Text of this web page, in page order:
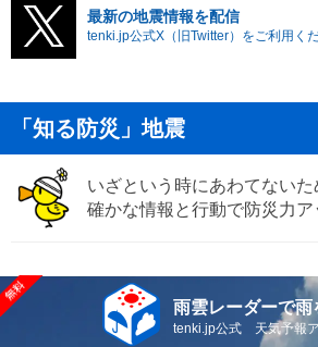
最新の地震情報を配信
tenki.jp公式X（旧Twitter）をご利用くだ
「知る防災」地震
いざという時にあわてないた
確かな情報と行動で防災力ア
雨雲レーダーで雨
tenki.jp公式 天気予報